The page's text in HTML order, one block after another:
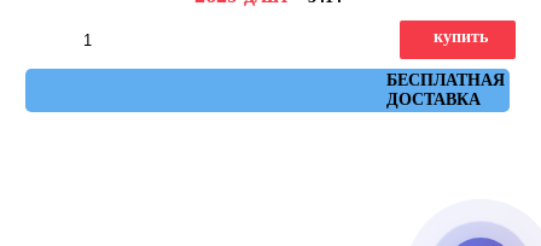
БЕСПЛАТНАЯ
ДОСТАВКА
купить